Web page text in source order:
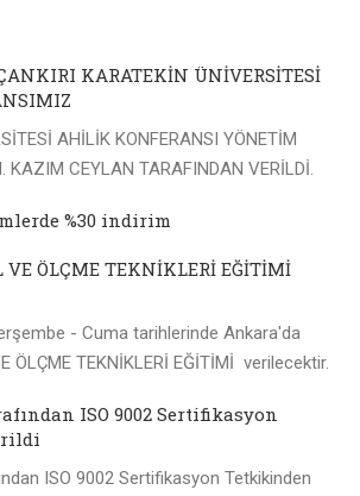
KARATEKİN ÜNİVERSİTESİ
AHİLİK KONFERANSI YÖNETİM
KAZIM CEYLAN TARAFINDAN VERİLDİ.
%30 indirim
VE ÖLÇME TEKNİKLERİ EĞİTİMİ
- Cuma tarihlerinde Ankara'da
ÖLÇME TEKNİKLERİ EĞİTİMİ verilecektir.
ISO 9002 Sertifikasyon
ISO 9002 Sertifikasyon Tetkikinden